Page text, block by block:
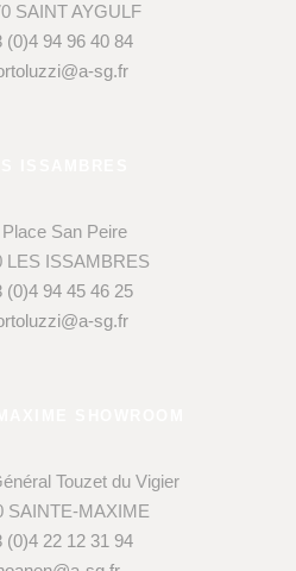
SAINT AYGULF
(0)4 94 96 40 84
sg.fr
Place San Peire
LES ISSAMBRES
(0)4 94 45 46 25
sg.fr
Touzet du Vigier
SAINTE-MAXIME
(0)4 22 12 31 94